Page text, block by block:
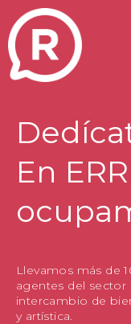
En
Llevamos más de
agentes del sector
intercambio de
y artística.